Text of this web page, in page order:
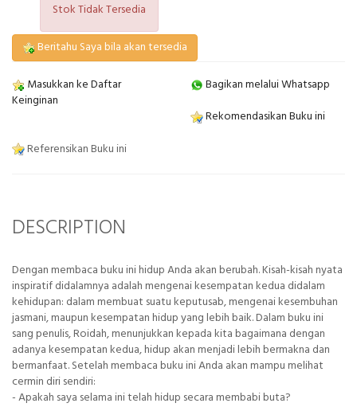
Stok Tidak Tersedia
Beritahu Saya bila akan tersedia
Masukkan ke Daftar
Keinginan
Bagikan melalui Whatsapp
Rekomendasikan Buku ini
Referensikan Buku ini
DESCRIPTION
Dengan membaca buku ini hidup Anda akan berubah. Kisah-kisah nyata
inspiratif didalamnya adalah mengenai kesempatan kedua didalam
kehidupan: dalam membuat suatu keputusab, mengenai kesembuhan
jasmani, maupun kesempatan hidup yang lebih baik. Dalam buku ini
sang penulis, Roidah, menunjukkan kepada kita bagaimana dengan
adanya kesempatan kedua, hidup akan menjadi lebih bermakna dan
bermanfaat. Setelah membaca buku ini Anda akan mampu melihat
cermin diri sendiri:
- Apakah saya selama ini telah hidup secara membabi buta?